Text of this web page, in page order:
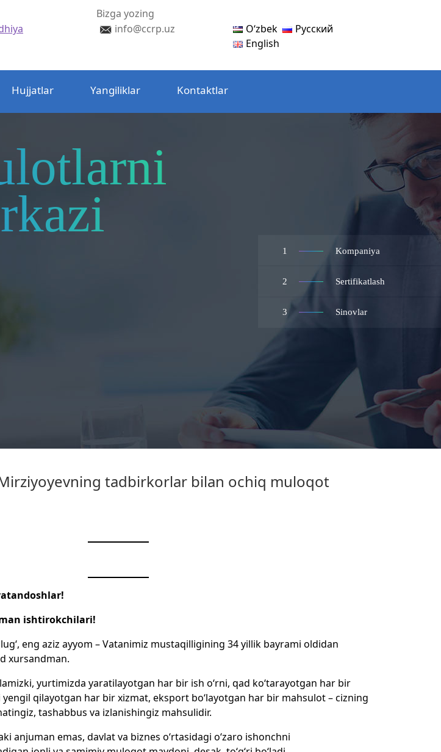
Bizga yozing
info@ccrp.uz
Oʻzbek
Русский
English
Hujjatlar Yangiliklar Kontaktlar
1 Kompaniya
2 Sertifikatlash
3 Sinovlar
tadbirkorlar bilan ochiq muloqot
ishtirokchilari!
eng aziz ayyom – Vatanimiz mustaqilligining 34 yillik bayrami oldidan
xursandman.
yurtimizda yaratilayotgan har bir ish o‘rni, qad ko‘tarayotgan har bir
qilayotgan har bir xizmat, eksport bo‘layotgan har bir mahsulot – cizning
tashabbus va izlanishingiz mahsulidir.
anjuman emas, davlat va biznes o‘rtasidagi o‘zaro ishonchni